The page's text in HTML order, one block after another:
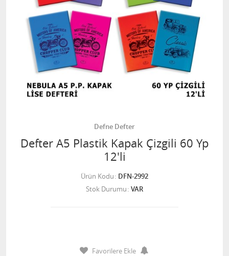
Defne Defter
Defter A5 Plastik Kapak Çizgili 60 Yp
12'li
Ürün Kodu DFN-2992
Stok Durumu VAR
Favorilere Ekle